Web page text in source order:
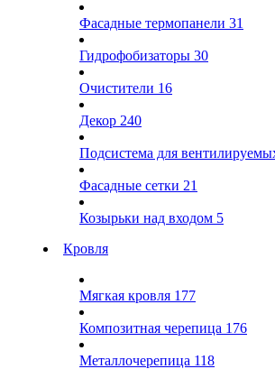
Фасадные термопанели 31
Гидрофобизаторы 30
Очистители 16
Декор 240
Подсистема для
Фасадные сетки 21
Козырьки над входом 5
Кровля
Мягкая кровля 177
Композитная черепица 176
Металлочерепица 118